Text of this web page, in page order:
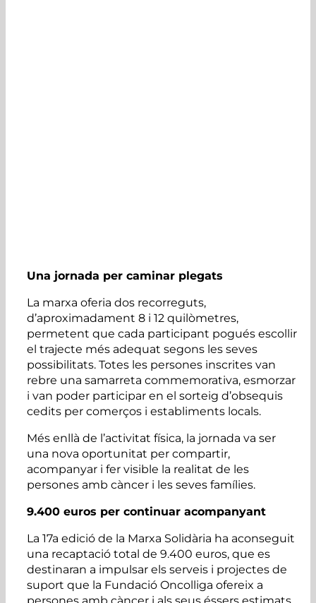
Una jornada per caminar plegats
La marxa oferia dos recorreguts,
d’aproximadament 8 i 12 quilòmetres,
permetent que cada participant pogués escollir
el trajecte més adequat segons les seves
possibilitats. Totes les persones inscrites van
rebre una samarreta commemorativa, esmorzar
i van poder participar en el sorteig d’obsequis
cedits per comerços i establiments locals.
Més enllà de l’activitat física, la jornada va ser
una nova oportunitat per compartir,
acompanyar i fer visible la realitat de les
persones amb càncer i les seves famílies.
9.400 euros per continuar acompanyant
La 17a edició de la Marxa Solidària ha aconseguit
una recaptació total de 9.400 euros, que es
destinaran a impulsar els serveis i projectes de
suport que la Fundació Oncolliga ofereix a